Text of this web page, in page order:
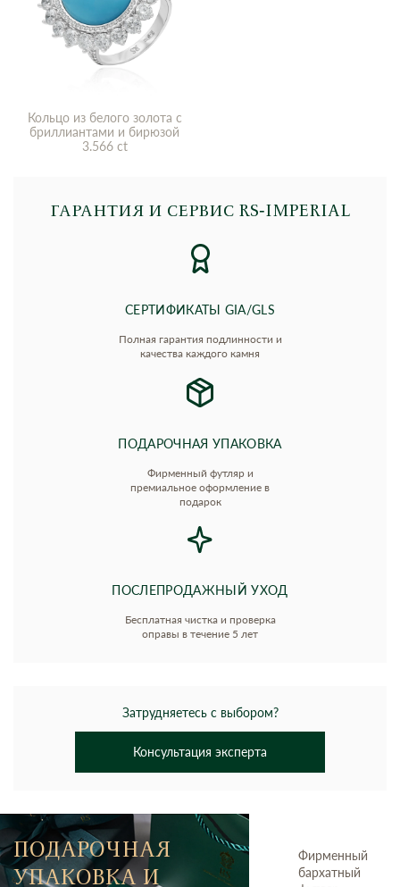
Кольцо из белого золота с
бриллиантами и бирюзой
3.566 ct
ГАРАНТИЯ И СЕРВИС RS‑IMPERIAL
СЕРТИФИКАТЫ GIA/GLS
Полная гарантия подлинности и
качества каждого камня
ПОДАРОЧНАЯ УПАКОВКА
Фирменный футляр и
премиальное оформление в
подарок
ПОСЛЕПРОДАЖНЫЙ УХОД
Бесплатная чистка и проверка
оправы в течение 5 лет
Затрудняетесь с выбором?
Консультация эксперта
ПОДАРОЧНАЯ
УПАКОВКА И
Фирменный
бархатный